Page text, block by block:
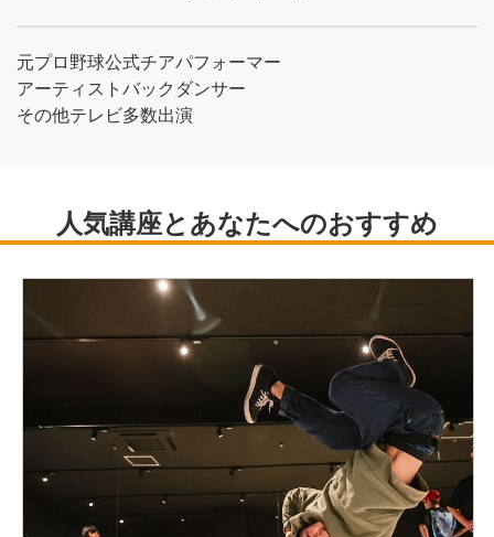
元プロ野球公式チアパフォーマー
アーティストバックダンサー
その他テレビ多数出演